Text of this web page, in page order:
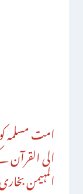
امت مسلمہ
الی القرآن
المہیمن